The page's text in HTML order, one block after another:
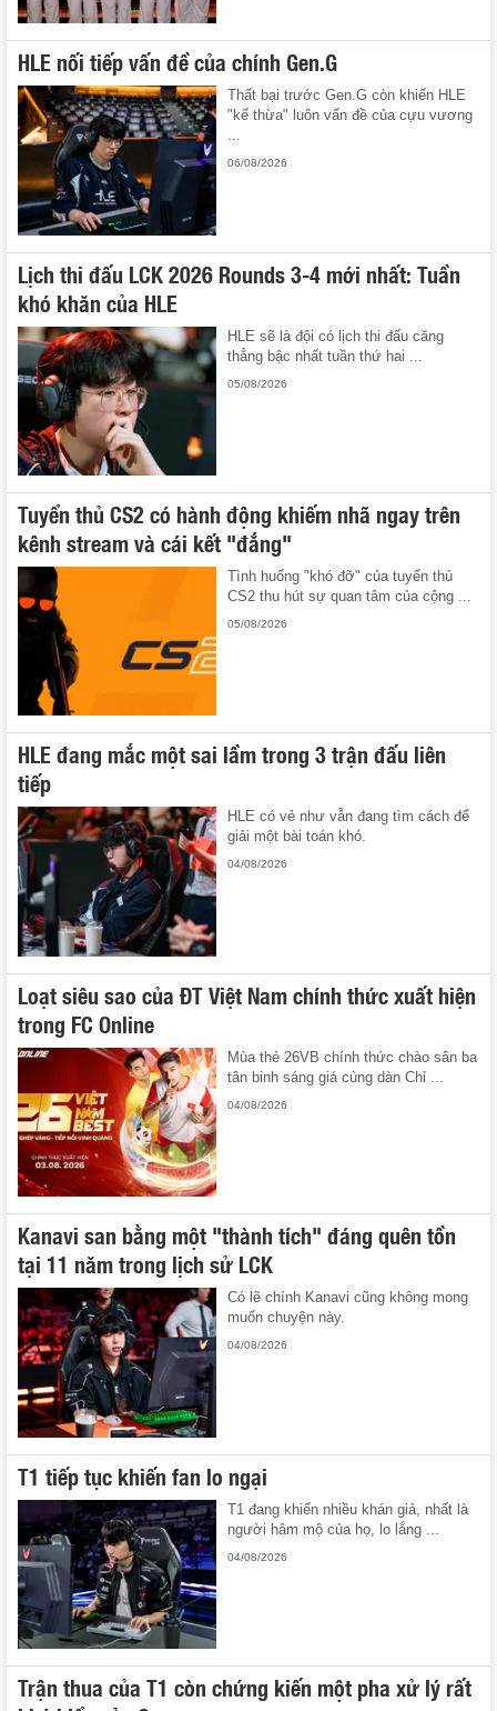
HLE nối tiếp vấn đề của chính Gen.G
Thất bại trước Gen.G còn khiến HLE
"kế thừa" luôn vấn đề của cựu vương
...
06/08/2026
Lịch thi đấu LCK 2026 Rounds 3-4 mới nhất: Tuần
khó khăn của HLE
HLE sẽ là đội có lịch thi đấu căng
thẳng bậc nhất tuần thứ hai ...
05/08/2026
Tuyển thủ CS2 có hành động khiếm nhã ngay trên
kênh stream và cái kết "đắng"
Tình huống "khó đỡ" của tuyển thủ
CS2 thu hút sự quan tâm của cộng ...
05/08/2026
HLE đang mắc một sai lầm trong 3 trận đấu liên
tiếp
HLE có vẻ như vẫn đang tìm cách để
giải một bài toán khó.
04/08/2026
Loạt siêu sao của ĐT Việt Nam chính thức xuất hiện
trong FC Online
Mùa thẻ 26VB chính thức chào sân ba
tân binh sáng giá cùng dàn Chỉ ...
04/08/2026
Kanavi san bằng một "thành tích" đáng quên tồn
tại 11 năm trong lịch sử LCK
Có lẽ chính Kanavi cũng không mong
muốn chuyện này.
04/08/2026
T1 tiếp tục khiến fan lo ngại
T1 đang khiến nhiều khán giả, nhất là
người hâm mộ của họ, lo lắng ...
04/08/2026
Trận thua của T1 còn chứng kiến một pha xử lý rất